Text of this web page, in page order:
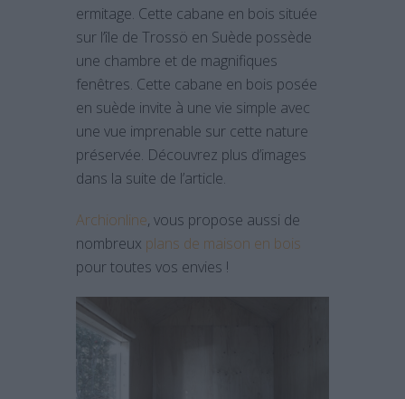
ermitage. Cette cabane en bois située
sur l’île de Trossö en Suède possède
une chambre et de magnifiques
fenêtres. Cette cabane en bois posée
en suède invite à une vie simple avec
une vue imprenable sur cette nature
préservée. Découvrez plus d’images
dans la suite de l’article.
Archionline, vous propose aussi de
nombreux plans de maison en bois
pour toutes vos envies !